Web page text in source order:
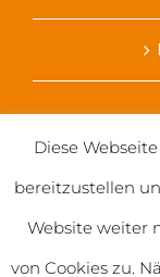
Diese
bereitzustellen
Website weiter
von Cookies zu.